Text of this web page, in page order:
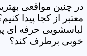
در چنین مواقعی
معتبر از کجا پیدا
لباسشویی حرفه ای
خوبی برطرف کند؟